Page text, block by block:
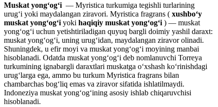
Muskat yongʻogʻi — Myristica turkumiga tegishli turlarining
urugʻi yoki maydalangan ziravori. Myristica fragrans ( xushboʻy
muskat yongʻogʻi yoki haqiqiy muskat yongʻogʻi ) — muskat
yongʻogʻi uchun yetishtiriladigan quyuq bargli doimiy yashil daraxt:
muskat yongʻogʻi, uning urugʻidan, maydalangan ziravor olinadi.
Shuningdek, u efir moyi va muskat yongʻogʻi moyining manbai
hisoblanadi. Odatda muskat yongʻogʻi deb nomlanuvchi Torreya
turkumining ignabargli daraxtlari muskatga oʻxshash koʻrinishdagi
urugʻlarga ega, ammo bu turkum Myristica fragrans bilan
chambarchas bogʻliq emas va ziravor sifatida ishlatilmaydi.
Indoneziya muskat yongʻogʻining asosiy ishlab chiqaruvchisi
hisoblanadi.